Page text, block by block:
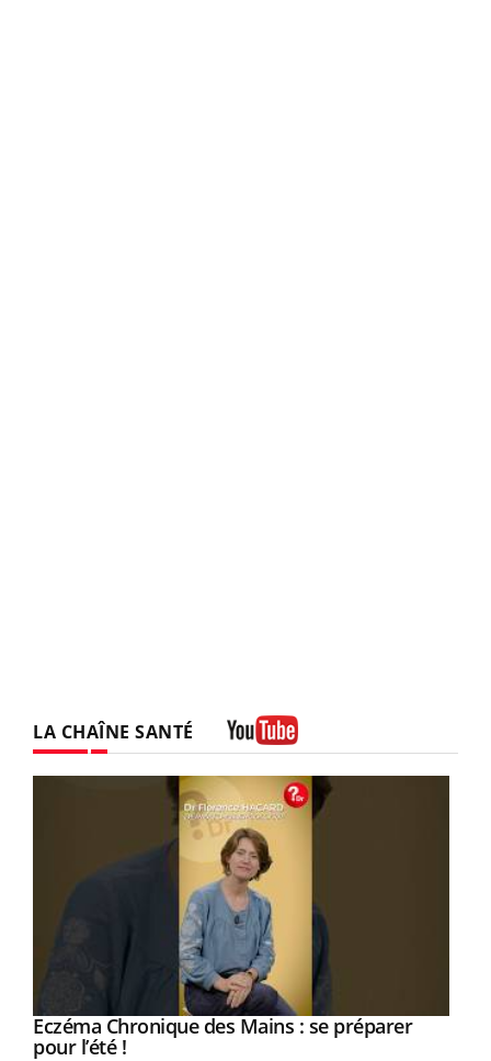
LA CHAÎNE SANTÉ
Youtube
Eczéma Chronique des Mains : se préparer
pour l’été !Youtube